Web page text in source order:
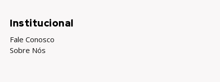
Institucional
Fale Conosco
Sobre Nós